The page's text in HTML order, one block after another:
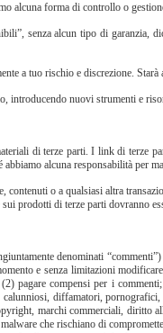
alcuna forma di controllo o
senza alcun tipo di
a tuo rischio e discrezione.
nuovi strumenti e
di terze parti. I link di terze
alcuna responsabilità
o a qualsiasi altra
prodotti di terze parti dovranno
denominati
e senza limitazioni
pagare compensi per i
diffamatori,
marchi commerciali,
che rischiano di